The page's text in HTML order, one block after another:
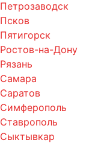
Петрозаводск
Псков
Пятигорск
Ростов-на-Дону
Рязань
Самара
Саратов
Симферополь
Ставрополь
Сыктывкар